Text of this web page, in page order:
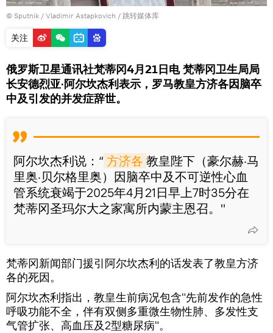
© Sputnik / Vladimir Astapkovich / 跳转媒体库
关注
俄罗斯卫星通讯社梵蒂冈4月21日电 梵蒂冈卫生局局
长安德烈亚·阿尔坎杰利表示，罗马教皇方济各因脑卒
中及引发的并发症辞世。
阿尔坎杰利说：“ 方济各 教皇陛下（豪尔赫·马
里奥·贝尔格里奥）因脑卒中及不可逆性心血
管系统衰竭于2025年4月21日早上7时35分在
梵蒂冈圣玛尔大之家寓所内蒙主恩召。"
梵蒂冈新闻部门援引阿尔坎杰利的话发表了教皇方济
各的死因。
阿尔坎杰利指出，教皇生前病况包含"先前发作的急性
呼吸功能不全，伴有双侧多重微生物性肺、多发性支
气管扩张、高血压及2型糖尿病"。